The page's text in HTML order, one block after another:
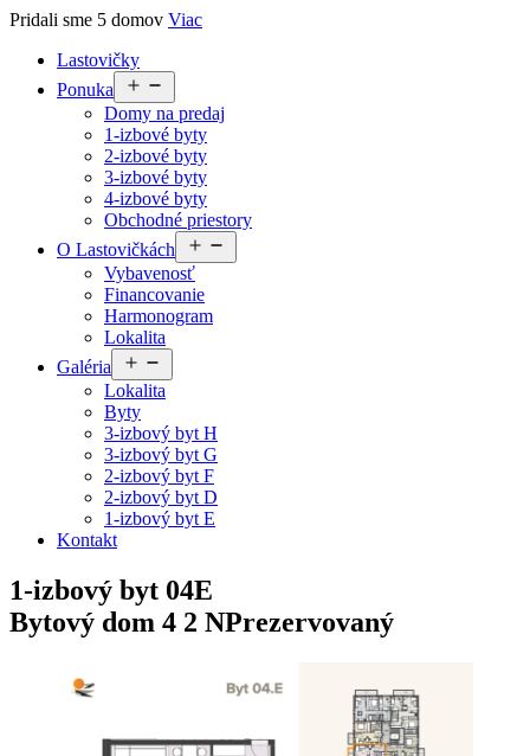
Pridali sme 5 domov Viac
Lastovičky
Ponuka
menu
Domy na predaj
1-izbové byty
2-izbové byty
3-izbové byty
4-izbové byty
Obchodné priestory
O Lastovičkách
menu
Vybavenosť
Financovanie
Harmonogram
Lokalita
Galéria
menu
Lokalita
Byty
3-izbový byt H
3-izbový byt G
2-izbový byt F
2-izbový byt D
1-izbový byt E
Kontakt
1-izbový byt 04E
Bytový dom 4 2 NPrezervovaný